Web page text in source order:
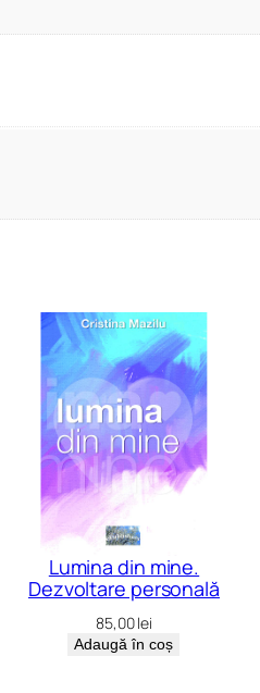
Lumina din mine.
Dezvoltare personală
85,00lei
Adaugă în coș